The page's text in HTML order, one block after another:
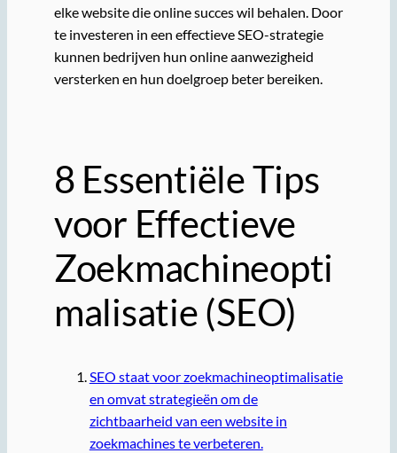
elke website die online succes wil behalen. Door
te investeren in een effectieve SEO-strategie
kunnen bedrijven hun online aanwezigheid
versterken en hun doelgroep beter bereiken.
8 Essentiële Tips
voor Effectieve
Zoekmachineopti
malisatie (SEO)
SEO staat voor zoekmachineoptimalisatie
en omvat strategieën om de
zichtbaarheid van een website in
zoekmachines te verbeteren.